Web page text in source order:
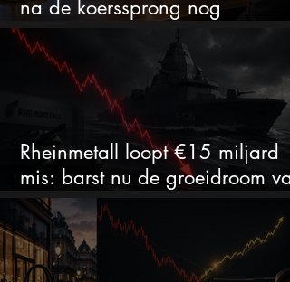
na de koerssprong nog
aantrekkelijk?
Rheinmetall loopt €15 miljard
mis: barst nu de groeidroom van
het defensiebedrijf?